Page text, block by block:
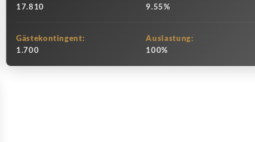
17.810
9.55%
Gästekontingent:
1.700
Auslastung:
100%